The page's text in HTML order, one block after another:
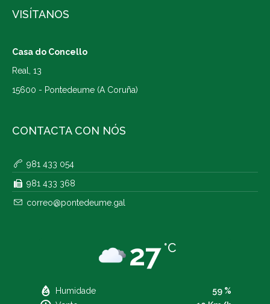
VISÍTANOS
Casa do Concello
Real, 13
15600 - Pontedeume (A Coruña)
CONTACTA CON NÓS
981 433 054
981 433 368
correo@pontedeume.gal
27 °C
Humidade
59 %